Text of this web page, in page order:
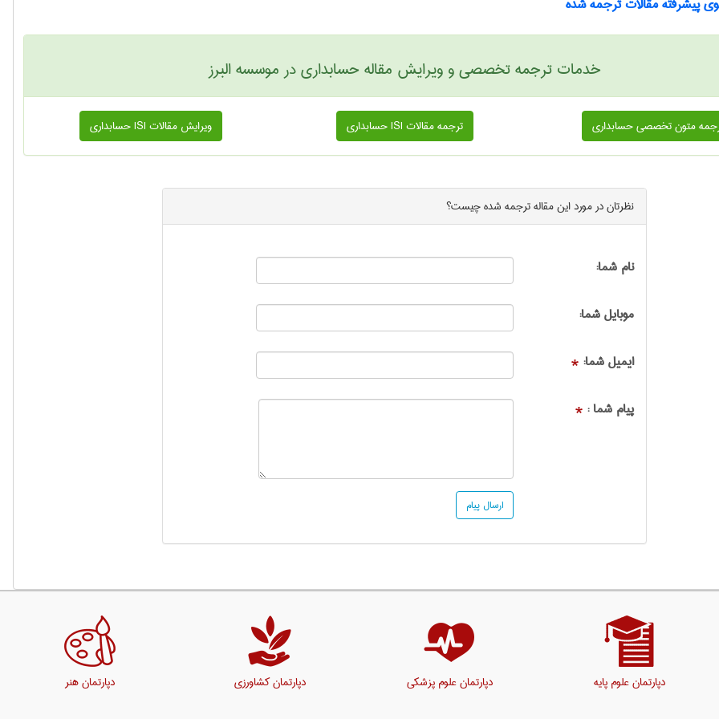
خدمات ترجمه تخصصی و ویرایش مقاله حسابداری در موسسه البرز
متون تخصصی حسابداری ترجمه مقالات ISI حسابداری ویرایش مقالات ISI حسابداری
نظرتان در مورد اینمقاله ترجمه شدهچیست؟
نام شما:
موبایل شما:
ایمیل شما: *
پیام شما : *
دپارتمان علوم پایه دپارتمان علوم پزشکی دپارتمان کشاورزی دپارتمان هنر